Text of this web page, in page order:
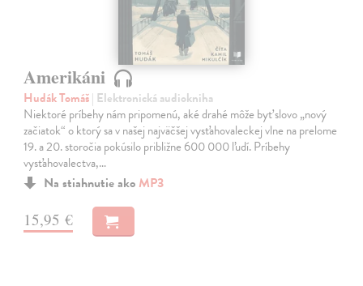
Amerikáni
Hudák Tomáš| Elektronická audiokniha
Niektoré príbehy nám pripomenú, aké drahé môže byť slovo „nový
začiatok“ o ktorý sa v našej najväčšej vysťahovaleckej vlne na prelome
19. a 20. storočia pokúsilo približne 600 000 ľudí. Príbehy
vysťahovalectva,…
Na stiahnutie ako MP3
15,95 €